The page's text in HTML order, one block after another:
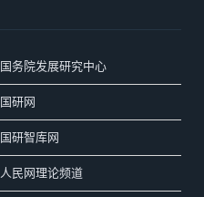
国务院发展研究中心
国研网
国研智库网
人民网理论频道